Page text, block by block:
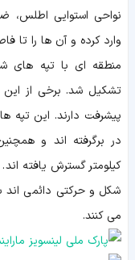
نواحی استوایی اطلس،
منطقه ای با تپه های
کیلومتر گسترش یافته
شکل و حرکتی دائمی اند
می کنند.